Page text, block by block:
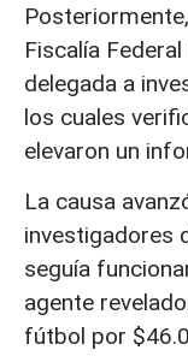
Fiscalía
delegada a
los cuales
elevaron un
La causa
investigadores
seguía
agente
fútbol por